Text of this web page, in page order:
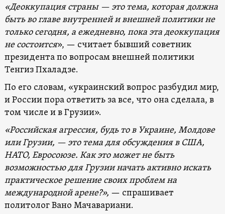
«Деоккупация страны — это тема, которая должна
быть во главе внутренней и внешней политики не
только сегодня, а ежедневно, пока эта деоккупация
не состоится», — считает бывший советник
президента по вопросам внешней политики
Тенгиз Пхаладзе.
По его словам, «украинский вопрос разбудил мир,
и России пора ответить за все, что она сделала, в
том числе и в Грузии».
«Российская агрессия, будь то в Украине, Молдове
или Грузии, — это тема для обсуждения в США,
НАТО, Евросоюзе. Как это может не быть
возможностью для Грузии начать активно искать
практическое решение своих проблем на
международной арене?», — спрашивает
политолог Вано Мачавариани.